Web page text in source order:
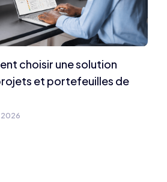
choisir une solution
et portefeuilles de
2026